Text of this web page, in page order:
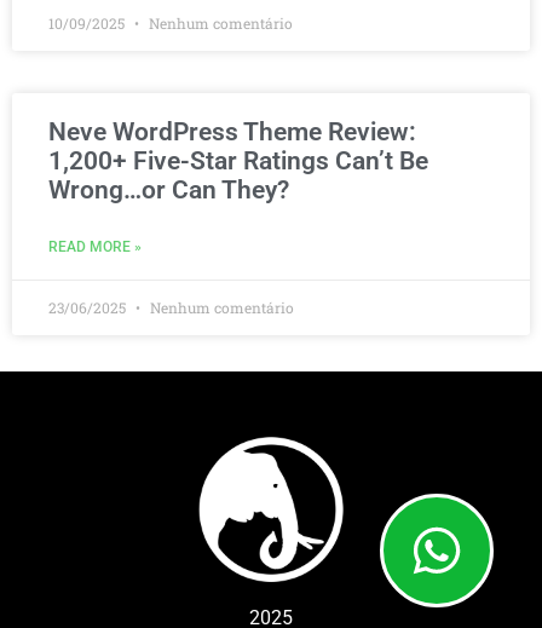
10/09/2025 Nenhum comentário
Neve WordPress Theme Review:
1,200+ Five-Star Ratings Can’t Be
Wrong…or Can They?
READ MORE »
23/06/2025 Nenhum comentário
2025